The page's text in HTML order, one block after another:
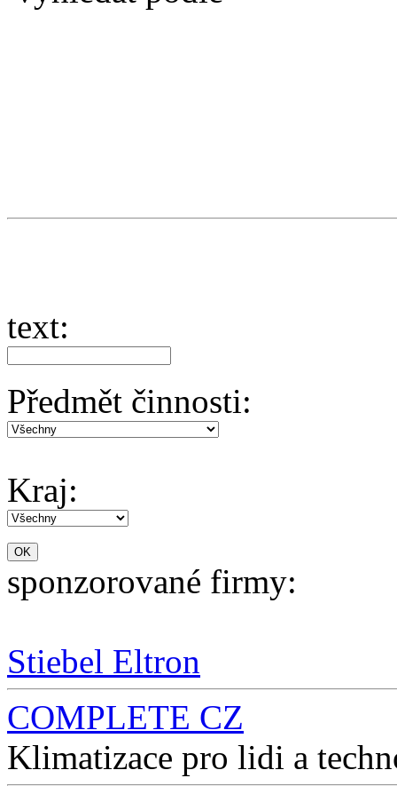
text:
Předmět činnosti:
Kraj:
sponzorované firmy:
Stiebel Eltron
COMPLETE CZ
Klimatizace pro lidi a